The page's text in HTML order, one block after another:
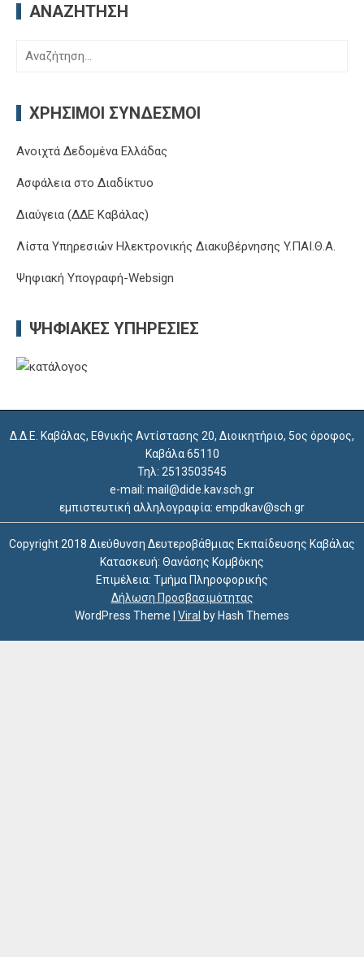
ΑΝΑΖΉΤΗΣΗ
Αναζήτηση
ΧΡΉΣΙΜΟΙ ΣΎΝΔΕΣΜΟΙ
Ανοιχτά Δεδομένα Ελλάδας
Ασφάλεια στο Διαδίκτυο
Διαύγεια (ΔΔΕ Καβάλας)
Λίστα Υπηρεσιών Ηλεκτρονικής Διακυβέρνησης Y.ΠΑΙ.Θ.Α.
Ψηφιακή Υπογραφή-Websign
ΨΗΦΙΑΚΈΣ ΥΠΗΡΕΣΊΕΣ
Δ.Δ.Ε. Καβάλας, Εθνικής Αντίστασης 20, Διοικητήριο, 5ος όροφος,
Καβάλα 65110
Τηλ: 2513503545
e-mail: mail@dide.kav.sch.gr
εμπιστευτική αλληλογραφία: empdkav@sch.gr
Copyright 2018 Διεύθυνση Δευτεροβάθμιας Εκπαίδευσης Καβάλας
Κατασκευή: Θανάσης Κομβόκης
Επιμέλεια: Τμήμα Πληροφορικής
Δήλωση Προσβασιμότητας
WordPress Theme
Viral by Hash Themes